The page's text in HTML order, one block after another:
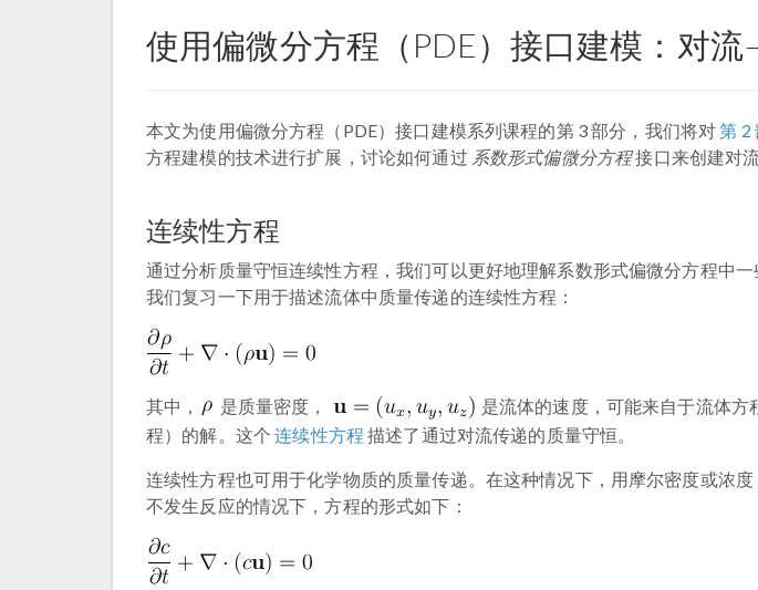
使用偏微分方程（PDE）接口建模：对流
本文为使用偏微分方程（PDE）接口建模系列课程的第 3 部分，我们将对第 2
方程建模的技术进行扩展，讨论如何通过 系数形式偏微分方程接口来创建对
连续性方程
通过分析质量守恒连续性方程，我们可以更好地理解系数形式偏微分方程中
我们复习一下用于描述流体中质量传递的连续性方程：
其中， 是质量密度，
是流体的速度，可能来自于流体方
程）的解。这个连续性方程 描述了通过对流传递的质量守恒。
连续性方程也可用于化学物质的质量传递。在这种情况下，用摩尔密度或浓度
不发生反应的情况下，方程的形式如下：